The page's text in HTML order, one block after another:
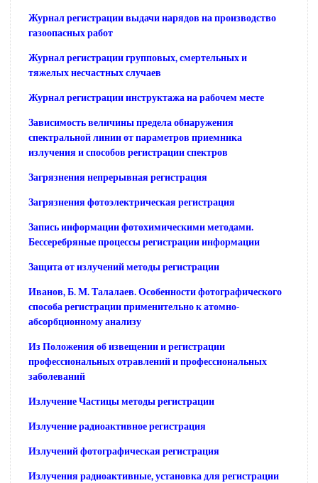
Журнал регистрации выдачи нарядов на производство
газоопасных работ
Журнал регистрации групповых, смертельных и
тяжелых несчастных случаев
Журнал регистрации инструктажа на рабочем месте
Зависимость величины предела обнаружения
спектральной линии от параметров приемника
излучения и способов регистрации спектров
Загрязнения непрерывная регистрация
Загрязнения фотоэлектрическая регистрация
Запись информации фотохимическими методами.
Бессеребряные процессы регистрации информации
Защита от излучений методы регистрации
Иванов, Б. М. Талалаев. Особенности фотографического
способа регистрации применительно к атомно-
абсорбционному анализу
Из Положения об извещении и регистрации
профессиональных отравлений и профессиональных
заболеваний
Излучение Частицы методы регистрации
Излучение радиоактивное регистрация
Излучений фотографическая регистрация
Излучения радиоактивные, установка для регистрации